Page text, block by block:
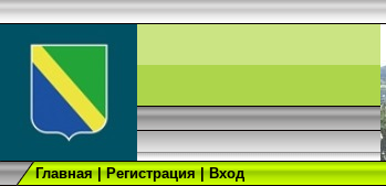
Главная|Регистрация|Вход